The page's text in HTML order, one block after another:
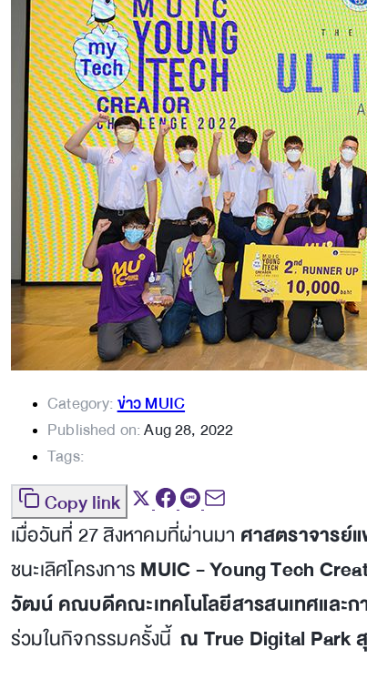
Category:ข่าว MUIC
Published on:Aug 28, 2022
Tags:
Copy link
เมื่อวันที่ 27 สิงหาคมที่ผ่านมา ศาสตราจาร
ชนะเลิศโครงการMUIC - Young Tech
วัฒน์ คณบดีคณะเทคโนโลยีสารสนเทศและ
ร่วมในกิจกรรมครั้งนี้ณ True Digital Park